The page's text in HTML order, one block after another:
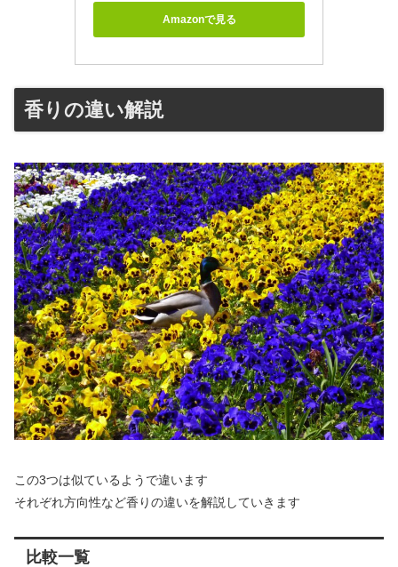
Amazonで見る
香りの違い解説
この3つは似ているようで違います
それぞれ方向性など香りの違いを解説していきます
比較一覧